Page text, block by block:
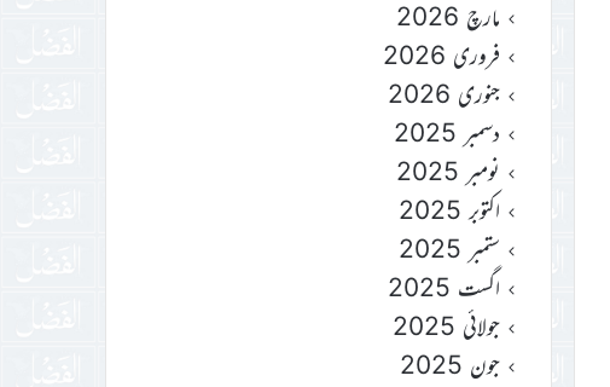
مارچ 2026
فروری 2026
جنوری 2026
دسمبر 2025
نومبر 2025
اکتوبر 2025
ستمبر 2025
اگست 2025
جولائی 2025
جون 2025